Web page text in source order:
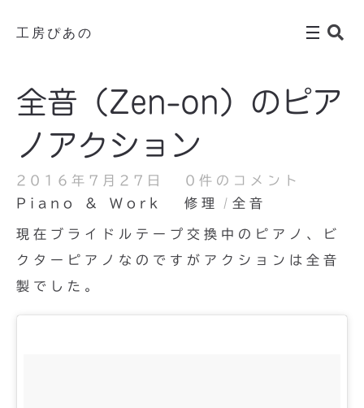
工房ぴあの
全音（Zen-on）のピア
ノアクション
2016年7月27日
0件のコメント
Piano & Work
修理 全音
現在ブライドルテープ交換中のピアノ、ビ
クターピアノなのですがアクションは全音
製でした。